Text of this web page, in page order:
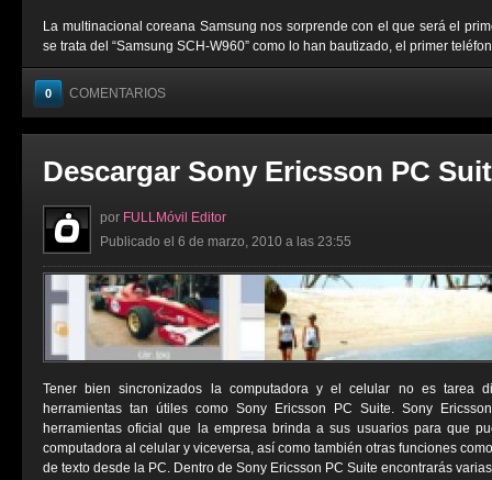
La multinacional coreana Samsung nos sorprende con el que será el
se trata del “Samsung SCH-W960” como lo han bautizado, el primer
0 COMENTARIOS
Descargar Sony Ericsson PC
por FULLMóvil Editor
Publicado el 6 de marzo, 2010 a las 23:55
Tener bien sincronizados la computadora y el celular no es tarea
herramientas tan útiles como Sony Ericsson PC Suite. Sony
herramientas oficial que la empresa brinda a sus usuarios para que
computadora al celular y viceversa, así como también otras funciones
de texto desde la PC. Dentro de Sony Ericsson PC Suite encontrarás